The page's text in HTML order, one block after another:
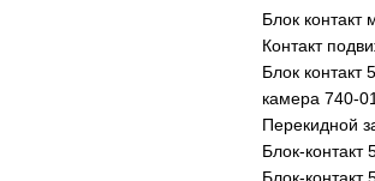
Блок контакт
Контакт
Блок контакт
камера 740-
Перекидной
Блок-контакт